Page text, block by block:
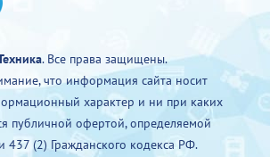
. Все права защищены.
что информация сайта носит
характер и ни при каких
публичной офертой, определяемой
437 (2) Гражданского кодекса РФ.